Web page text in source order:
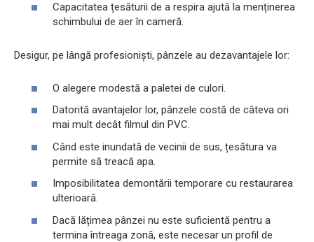
Capacitatea țesăturii de a respira ajută la menținerea
schimbului de aer în cameră.
Desigur, pe lângă profesioniști, pânzele au dezavantajele lor:
O alegere modestă a paletei de culori.
Datorită avantajelor lor, pânzele costă de câteva ori
mai mult decât filmul din PVC.
Când este inundată de vecinii de sus, țesătura va
permite să treacă apa.
Imposibilitatea demontării temporare cu restaurarea
ulterioară.
Dacă lățimea pânzei nu este suficientă pentru a
termina întreaga zonă, este necesar un profil de